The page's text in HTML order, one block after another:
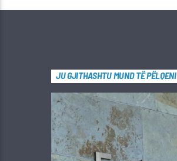
JU GJITHASHTU MUND TË PËLQENI